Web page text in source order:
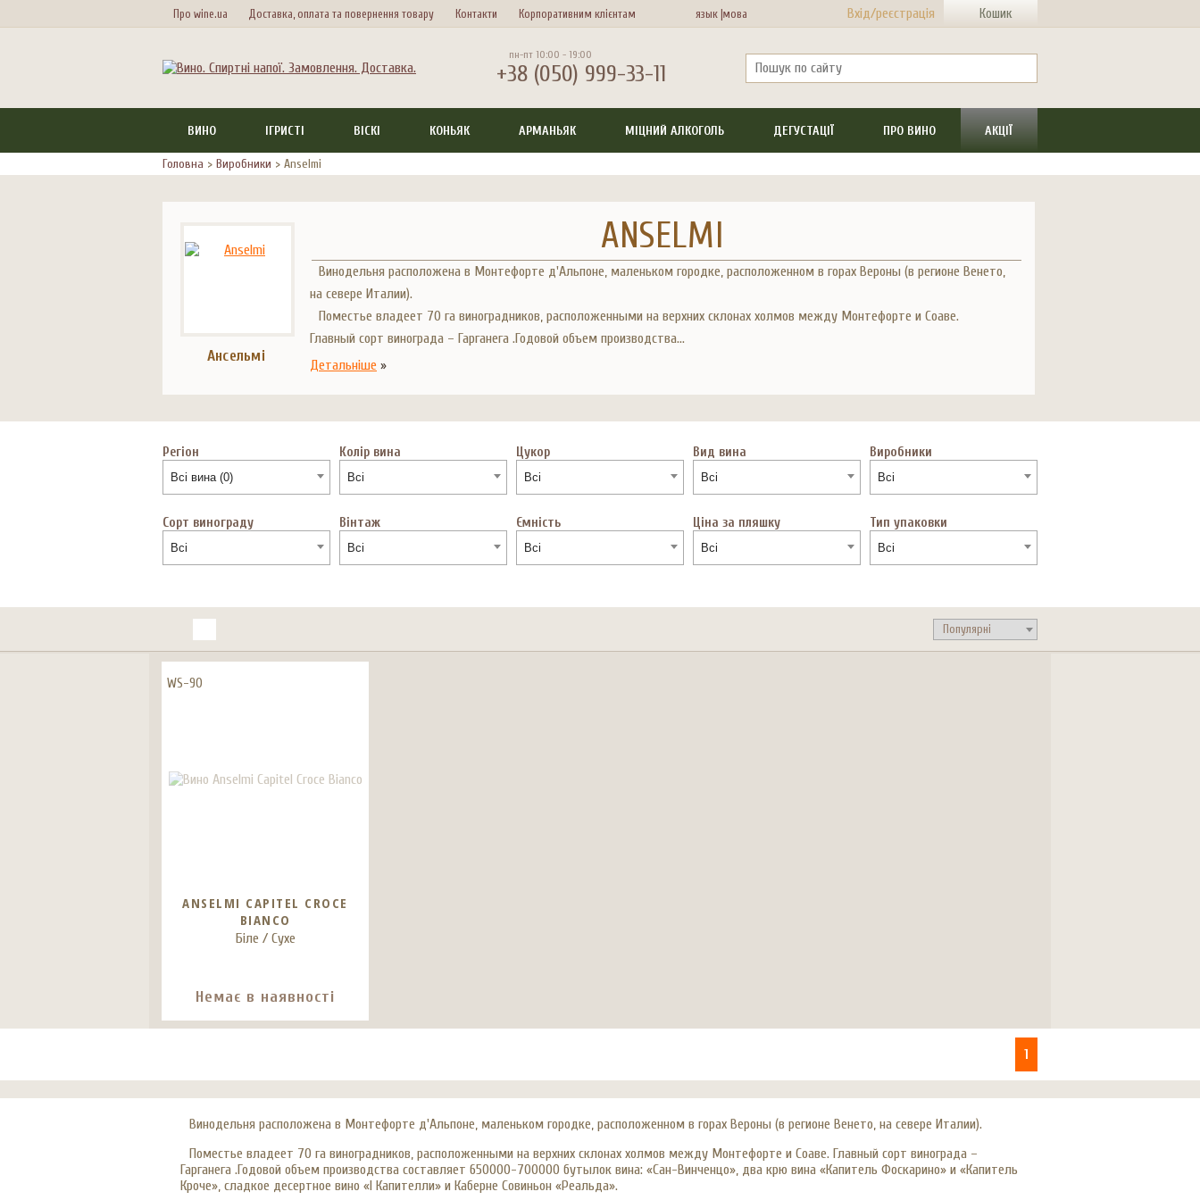
Про wine.ua Доставка, оплата та повернення товару Контакти Корпоративним клієнтам язык |мова Вхід/реєстрація Кошик
пн-пт 10:00 - 19:00
+38 (050) 999-33-11
ВИНО ІГРИСТІ ВІСКІ КОНЬЯК АРМАНЬЯК МІЦНИЙ АЛКОГОЛЬ ДЕГУСТАЦІЇ ПРО ВИНО АКЦІЇ
Головна > Виробники > Anselmi
ANSELMI
Ансельмі
Винодельня расположена в Монтефорте д'Альпоне, маленьком городке, расположенном в горах Вероны (в регионе Венето,
на севере Италии).
Поместье владеет 70 га виноградников, расположенными на верхних склонах холмов между Монтефорте и Соаве.
Главный сорт винограда – Гарганега .Годовой объем производства...
Детальніше »
Регіон
Всі вина (0)
Колір вина
Всі
Цукор
Всі
Вид вина
Всі
Виробники
Всі
Сорт винограду
Всі
Вінтаж
Всі
Ємність
Всі
Ціна за пляшку
Всі
Тип упаковки
Всі
ANSELMI CAPITEL CROCE
BIANCO
Біле / Сухе
Немає в наявності
WS-90
1
Винодельня расположена в Монтефорте д'Альпоне, маленьком городке, расположенном в горах Вероны (в регионе Венето, на севере Италии).
Поместье владеет 70 га виноградников, расположенными на верхних склонах холмов между Монтефорте и Соаве. Главный сорт винограда –
Гарганега .Годовой объем производства составляет 650000-700000 бутылок вина: «Сан-Винченцо», два крю вина «Капитель Фоскарино» и «Капитель
Кроче», сладкое десертное вино «I Капителли» и Каберне Совиньон «Реальда».